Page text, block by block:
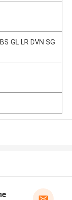
GL LR DVN SG